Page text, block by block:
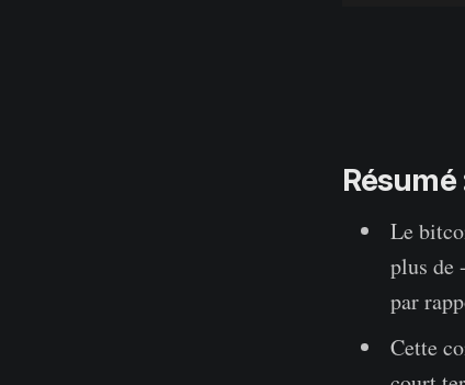
Résumé
Le
plus de
par
Cette